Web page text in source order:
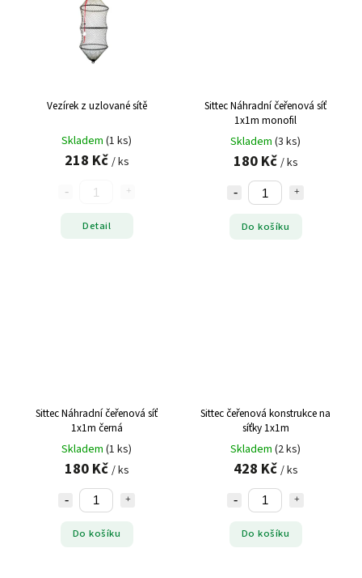
Vezírek z uzlované sítě
Skladem (1 ks)
218 Kč / ks
Detail
Sittec Náhradní čeřenová síť
1x1m monofil
Skladem (3 ks)
180 Kč / ks
Do košíku
Sittec Náhradní čeřenová síť
1x1m černá
Skladem (1 ks)
180 Kč / ks
Do košíku
Sittec čeřenová konstrukce na
síťky 1x1m
Skladem (2 ks)
428 Kč / ks
Do košíku